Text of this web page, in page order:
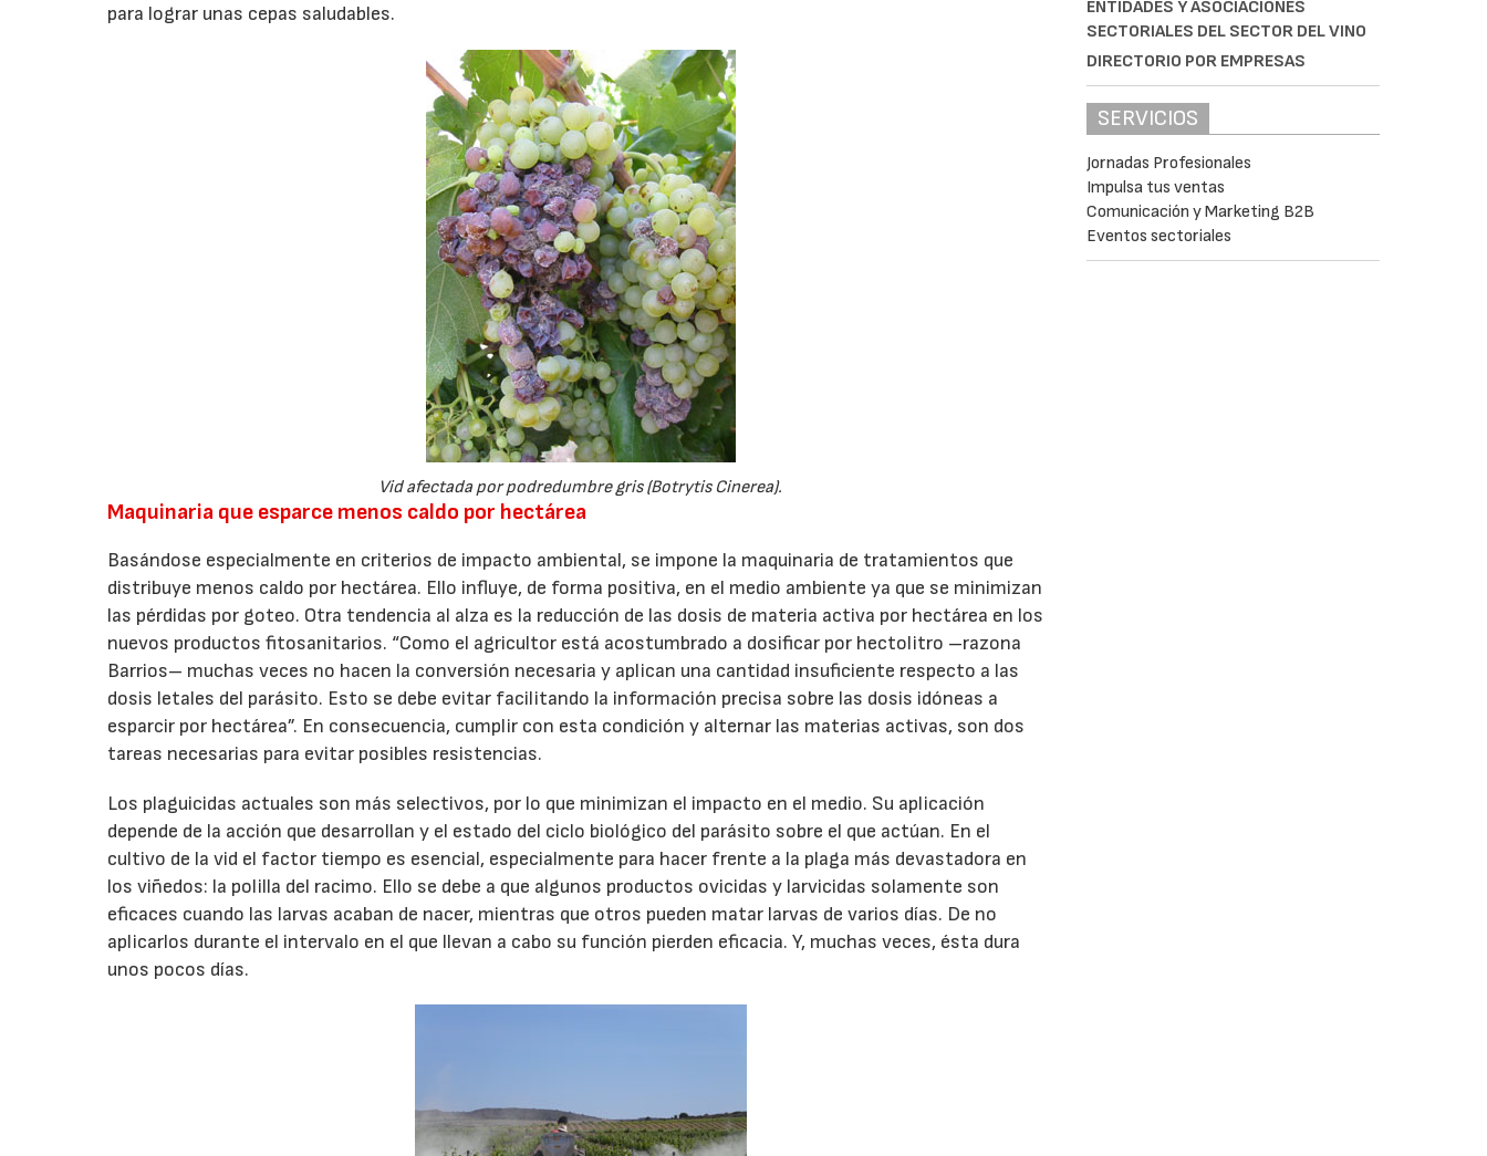
para lograr unas cepas saludables.
Vid afectada por podredumbre gris (Botrytis Cinerea).
Maquinaria que esparce menos caldo por hectárea
Basándose especialmente en criterios de impacto ambiental, se impone la maquinaria de tratamientos que
distribuye menos caldo por hectárea. Ello influye, de forma positiva, en el medio ambiente ya que se minimizan
las pérdidas por goteo. Otra tendencia al alza es la reducción de las dosis de materia activa por hectárea en los
nuevos productos fitosanitarios. “Como el agricultor está acostumbrado a dosificar por hectolitro –razona
Barrios– muchas veces no hacen la conversión necesaria y aplican una cantidad insuficiente respecto a las
dosis letales del parásito. Esto se debe evitar facilitando la información precisa sobre las dosis idóneas a
esparcir por hectárea”. En consecuencia, cumplir con esta condición y alternar las materias activas, son dos
tareas necesarias para evitar posibles resistencias.
Los plaguicidas actuales son más selectivos, por lo que minimizan el impacto en el medio. Su aplicación
depende de la acción que desarrollan y el estado del ciclo biológico del parásito sobre el que actúan. En el
cultivo de la vid el factor tiempo es esencial, especialmente para hacer frente a la plaga más devastadora en
los viñedos: la polilla del racimo. Ello se debe a que algunos productos ovicidas y larvicidas solamente son
eficaces cuando las larvas acaban de nacer, mientras que otros pueden matar larvas de varios días. De no
aplicarlos durante el intervalo en el que llevan a cabo su función pierden eficacia. Y, muchas veces, ésta dura
unos pocos días.
ENTIDADES Y ASOCIACIONES
SECTORIALES DEL SECTOR DEL VINO
DIRECTORIO POR EMPRESAS
SERVICIOS
Jornadas Profesionales
Impulsa tus ventas
Comunicación y Marketing B2B
Eventos sectoriales